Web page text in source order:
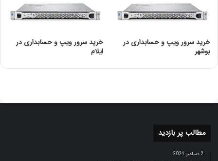
خرید سرور ویپ و حسابداری در
بوشهر
خرید سرور ویپ و حسابداری در
ایلام
مطالب پر بازدید
2 دسامبر 2024